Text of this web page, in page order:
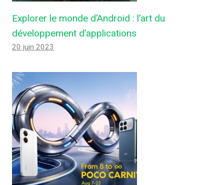
Explorer le monde d’Android : l’art du
développement d’applications
20 juin 2023